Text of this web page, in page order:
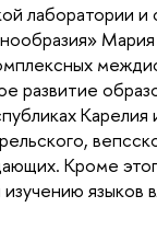
лаборатории и
развитие
Кроме
языков